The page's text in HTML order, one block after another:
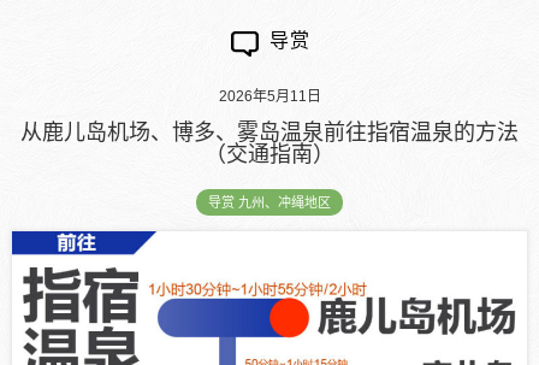
导赏
2026年5月11日
从鹿儿岛机场、博多、雾岛温泉前往指宿温泉的方法
（交通指南）
导赏 九州、冲绳地区